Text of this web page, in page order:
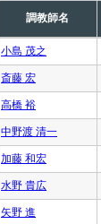
調教師名
小島 茂之
斎藤 宏
高橋 裕
中野渡 清一
加藤 和宏
水野 貴広
矢野 進